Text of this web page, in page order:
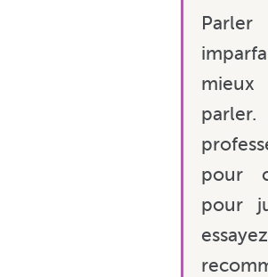
Parler
mieux
pour
pour